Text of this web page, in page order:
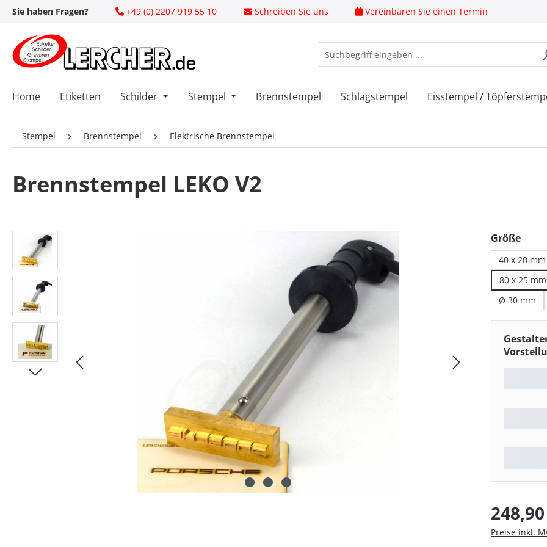
Hauptinhalt springen
Zur Suche springen
Zur Hauptnavigation springen
Sie haben Fragen? +49 (0) 2207 919 55 10 Schreiben Sie uns Vereinbaren Sie einen Termin
Home Etiketten Schilder Stempel Brennstempel Schlagstempel Eisstempel /
Stempel Brennstempel Elektrische Brennstempel
Brennstempel LEKO V2
Bildergalerie überspringen Größe
40 x 20 mm
80 x 25 mm
Ø 30 mm
Regulärer
Preise inkl.